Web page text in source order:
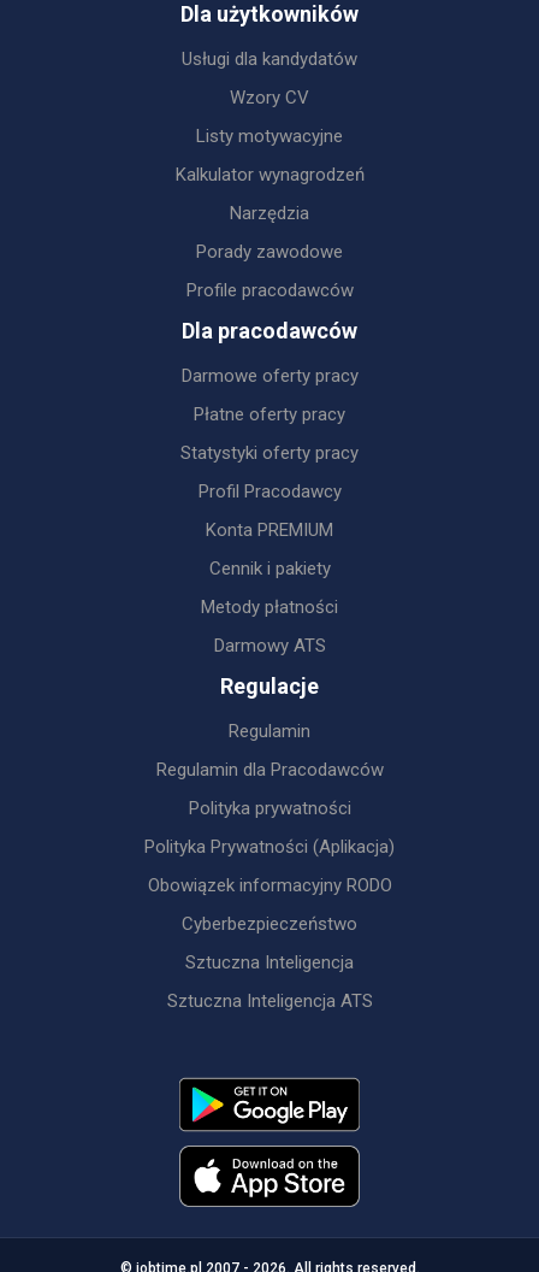
Dla użytkowników
Usługi dla kandydatów
Wzory CV
Listy motywacyjne
Kalkulator wynagrodzeń
Narzędzia
Porady zawodowe
Profile pracodawców
Dla pracodawców
Darmowe oferty pracy
Płatne oferty pracy
Statystyki oferty pracy
Profil Pracodawcy
Konta PREMIUM
Cennik i pakiety
Metody płatności
Darmowy ATS
Regulacje
Regulamin
Regulamin dla Pracodawców
Polityka prywatności
Polityka Prywatności (Aplikacja)
Obowiązek informacyjny RODO
Cyberbezpieczeństwo
Sztuczna Inteligencja
Sztuczna Inteligencja ATS
© jobtime.pl 2007 - 2026. All rights reserved.